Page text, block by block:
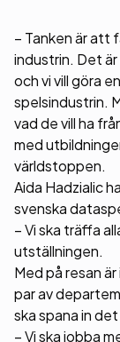
– Tanken är att
industrin. Det
och vi vill göra
spelsindustrin.
vad de vill ha
med
världstoppen.
Aida Hadzialic
svenska
– Vi ska träffa
utställningen.
Med på resan
par av
ska spana in
– Vi ska jobba